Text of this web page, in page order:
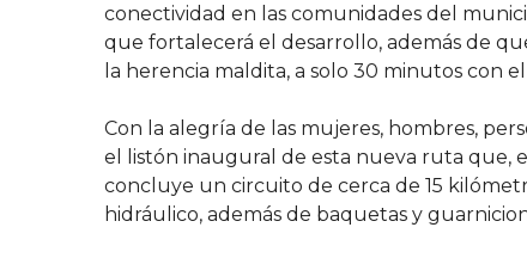
conectividad en las comunidades del
que fortalecerá el desarrollo, además de
la herencia maldita, a solo 30 minutos con
Con la alegría de las mujeres, hombres,
el listón inaugural de esta nueva ruta que,
concluye un circuito de cerca de 15
hidráulico, además de baquetas y